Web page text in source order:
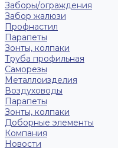
Заборы/ограждения
Забор жалюзи
Профнастил
Парапеты
Зонты, колпаки
Труба профильная
Саморезы
Металлоизделия
Воздуховоды
Парапеты
Зонты, колпаки
Доборные элементы
Компания
Новости